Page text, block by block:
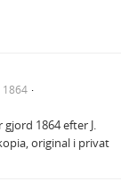
1864
1864 efter J.
original i privat